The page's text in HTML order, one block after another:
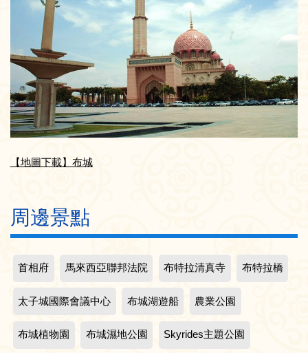
【地圖下載】布城
周邊景點
首相府 馬來西亞聯邦法院 布特拉清真寺 布特拉橋
太子城國際會議中心 布城湖遊船 農業公園
布城植物園 布城濕地公園 Skyrides主題公園